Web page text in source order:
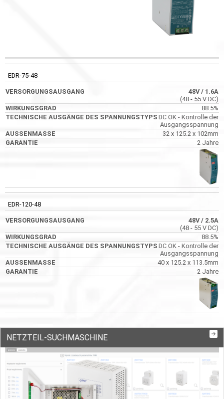
CODE VERSORGUNGSAUSGANG WIRKUNGSGRAD
AUSGÄNGE
EDR-75-48
48V/ 1.6A
(48 - 55 V DC)
88.5%
DC OK - Kontrolle der
Ausgangsspannung
32 x 125.2 x 102mm
2 Jahre
EDR-120-48
48V/ 2.5A
(48 - 55 V DC)
88.5%
DC OK - Kontrolle der
Ausgangsspannung
40 x 125.2 x 113.5mm
2 Jahre
NETZTEIL-SUCHMASCHINE